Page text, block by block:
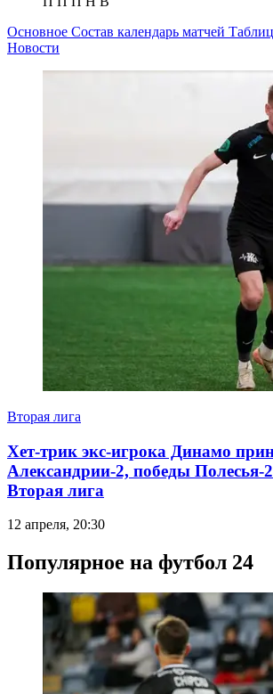
Основное Состав календарь матчей
Новости
Вторая лига
Хет-трик экс-игрока Динамо
Александрии-2, победы
Вторая лига
12 апреля, 20:30
Популярное на футбол 24